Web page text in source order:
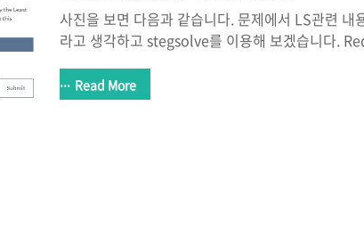
사진을 보면 다음과 같습니다. 문제에서 LS관련 내
라고 생각하고 stegsolve를 이용해 보겠습니다.
값을 보면 될 것 같습니다. Flag :
Read More